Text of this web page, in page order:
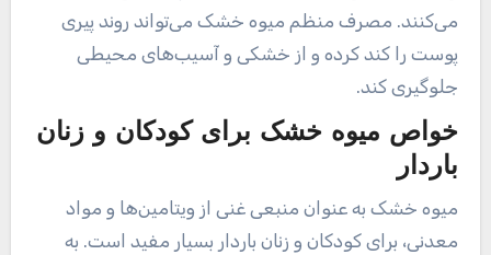
می‌کنند. مصرف منظم میوه خشک می‌تواند روند پیری
پوست را کند کرده و از خشکی و آسیب‌های محیطی
جلوگیری کند.
خواص میوه خشک برای کودکان و زنان
باردار
میوه خشک به عنوان منبعی غنی از ویتامین‌ها و مواد
معدنی، برای کودکان و زنان باردار بسیار مفید است. به